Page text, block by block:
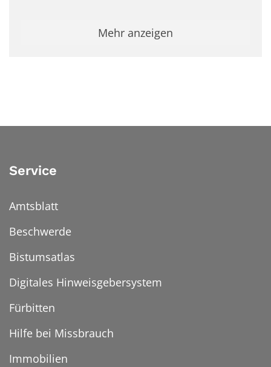
Mehr anzeigen
Service
Amtsblatt
Beschwerde
Bistumsatlas
Digitales Hinweisgebersystem
Fürbitten
Hilfe bei Missbrauch
Immobilien